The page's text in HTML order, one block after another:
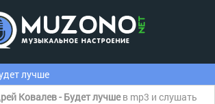
лучше
Ковалев - Будет лучшев mp3 и слушать